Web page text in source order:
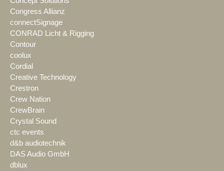
Congress Allianz
connectSignage
CONRAD Licht & Rigging
Contour
coolux
Cordial
Creative Technology
Crestron
Crew Nation
CrewBrain
Crystal Sound
ctc events
d&b audiotechnik
DAS Audio GmbH
dblux